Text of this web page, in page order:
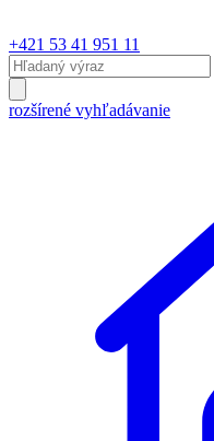
+421 53 41 951 11
rozšírené vyhľadávanie